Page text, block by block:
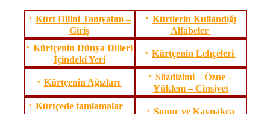
· Kürt Dilini Tanıyalım –
Giriş
· Kürtlerin Kullandığı
Alfabeler
· Kürtçenin Dünya Dilleri
İçindeki Yeri
· Kürtçenin Lehçeleri
· Kürtçenin Ağızları · Sözdizimi – Özne –
Yüklem – Cinsiyet
· Kürtçede tamlamalar –
· Sonuç ve Kaynakça